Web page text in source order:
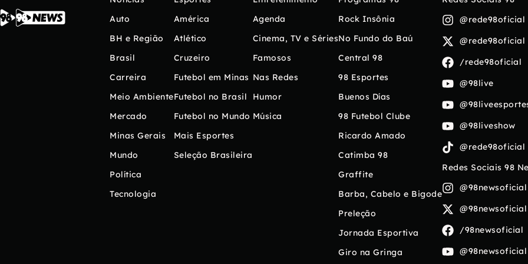
Auto
BH e Região
Brasil
Carreira
Meio Ambiente
Mercado
Minas Gerais
Mundo
Política
Tecnologia
América
Atlético
Cruzeiro
Futebol em Minas
Futebol no Brasil
Futebol no Mundo
Mais Esportes
Seleção Brasileira
Agenda
Cinema, TV e Séries
Famosos
Nas Redes
Humor
Música
Rock Insônia
No Fundo do Baú
Central 98
98 Esportes
Buenos Días
98 Futebol Clube
Ricardo Amado
Catimba 98
Graffite
Barba, Cabelo e Bigode
Preleção
Jornada Esportiva
Giro na Gringa
@rede98oficial
@rede98oficial
/rede98oficial
@98live
@98liveshow
@rede98oficial
Redes Sociais 98
@98newsoficial
@98newsoficial
/98newsoficial
@98newsoficial